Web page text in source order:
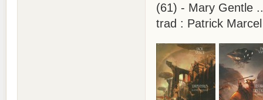
(61) - Mary Gentle
trad : Patrick